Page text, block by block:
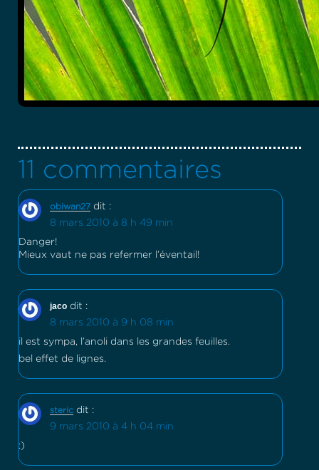
11 commentaires
obiwan27 dit :
8 mars 2010 à 8 h 49 min
Danger!
Mieux vaut ne pas refermer l’éventail!
jaco dit :
8 mars 2010 à 9 h 08 min
il est sympa, l’anoli dans les grandes feuilles.
bel effet de lignes.
steric dit :
9 mars 2010 à 4 h 04 min
:)